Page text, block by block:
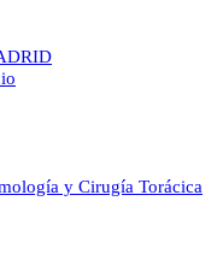
y Cirugía Torácica